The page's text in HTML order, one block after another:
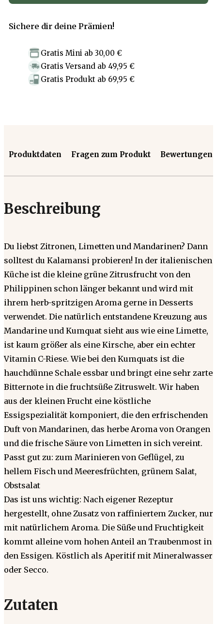
Sichere dir deine Prämien!
Gratis Mini ab 30,00 €
Gratis Versand ab 49,95 €
Gratis Produkt ab 69,95 €
Produktdaten Fragen zum Produkt Bewertungen
Beschreibung
Du liebst Zitronen, Limetten und Mandarinen? Dann
solltest du Kalamansi probieren! In der italienischen
Küche ist die kleine grüne Zitrusfrucht von den
Philippinen schon länger bekannt und wird mit
ihrem herb-spritzigen Aroma gerne in Desserts
verwendet. Die natürlich entstandene Kreuzung aus
Mandarine und Kumquat sieht aus wie eine Limette,
ist kaum größer als eine Kirsche, aber ein echter
Vitamin C-Riese. Wie bei den Kumquats ist die
hauchdünne Schale essbar und bringt eine sehr zarte
Bitternote in die fruchtsüße Zitruswelt. Wir haben
aus der kleinen Frucht eine köstliche
Essigspezialität komponiert, die den erfrischenden
Duft von Mandarinen, das herbe Aroma von Orangen
und die frische Säure von Limetten in sich vereint.
Passt gut zu: zum Marinieren von Geflügel, zu
hellem Fisch und Meeresfrüchten, grünem Salat,
Obstsalat
Das ist uns wichtig: Nach eigener Rezeptur
hergestellt, ohne Zusatz von raffiniertem Zucker, nur
mit natürlichem Aroma. Die Süße und Fruchtigkeit
kommt alleine vom hohen Anteil an Traubenmost in
den Essigen. Köstlich als Aperitif mit Mineralwasser
oder Secco.
Zutaten